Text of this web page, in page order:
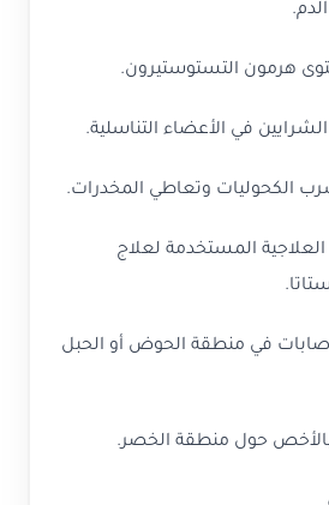
التستوستيرون.
في الأعضاء التناسلية.
الكحوليات وتعاطي المخدرات.
المستخدمة لعلاج
في منطقة الحوض أو الحبل
حول منطقة الخصر.